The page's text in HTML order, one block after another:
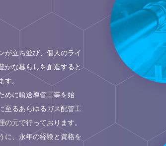
が立ち並び、個人のライ
かな暮らしを創造すると
。
めに輸送導管工事を始
至るあらゆるガス配管工
元で行っております。
に、永年の経験と資格を